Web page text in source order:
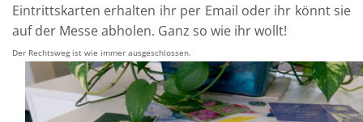
Eintrittskarten erhalten ihr per Email oder ihr könnt sie
auf der Messe abholen. Ganz so wie ihr wollt!
Der Rechtsweg ist wie immer ausgeschlossen.